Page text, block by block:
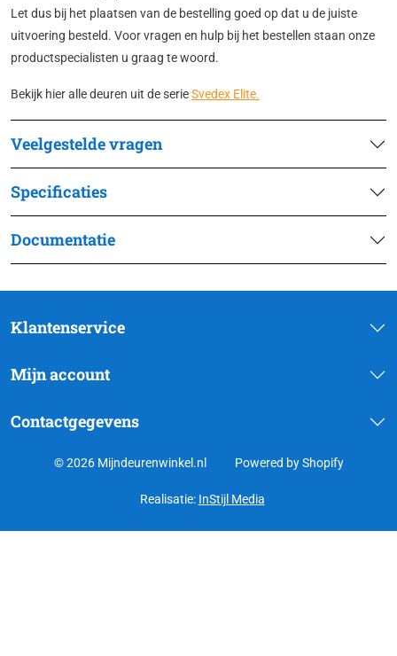
Let dus bij het plaatsen van de bestelling goed op dat u de juiste
uitvoering besteld. Voor vragen en hulp bij het bestellen staan onze
productspecialisten u graag te woord.
Bekijk hier alle deuren uit de serieSvedex Elite.
Veelgestelde vragen
Specificaties
Documentatie
Klantenservice
Mijn account
Contactgegevens
© 2026 Mijndeurenwinkel.nl Powered by Shopify
Realisatie: InStijl Media